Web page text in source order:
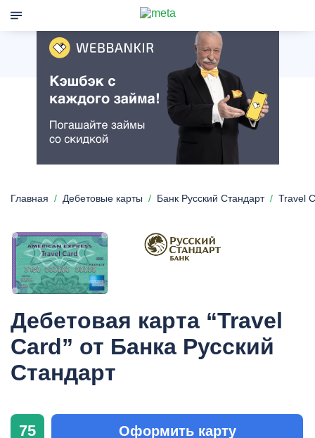
Главная Дебетовые карты Банк Русский Стандарт Travel
Дебетовая карта “Travel
Card” от Банка Русский
Стандарт
75 Оформить карту